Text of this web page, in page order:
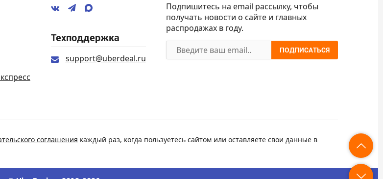
Техподдержка
support@uberdeal.ru
Подпишитесь на email рассылку, чтобы
получать новости о сайте и главных
распродажах в году.
ПОДПИСАТЬСЯ
соглашения каждый раз, когда пользуетесь сайтом или оставляете свои данные в